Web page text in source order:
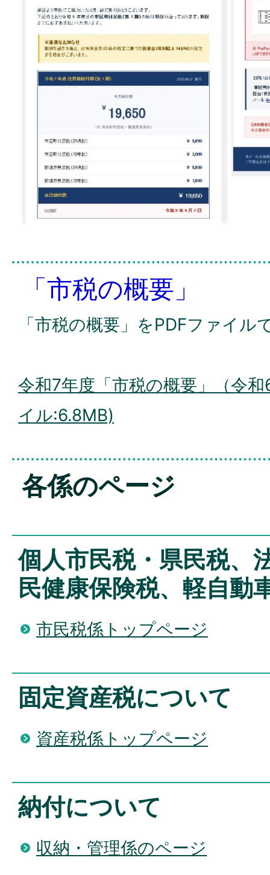
「市税の概要」
「市税の概要」をPDFファイル
令和7年度「市税の概要」（令
イル:6.8MB)
各係のページ
個人市民税・県民税、
民健康保険税、軽自動
市民税係トップページ
固定資産税について
資産税係トップページ
納付について
収納・管理係のページ